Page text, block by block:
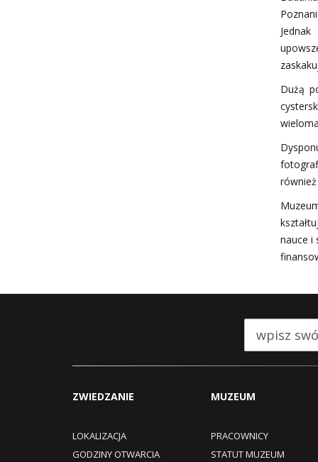
Dużą
nauce i
ZWIEDZANIE
LOKALIZACJA
GODZINY OTWARCIA
MUZEUM
PRACOWNICY
STATUT MUZEUM